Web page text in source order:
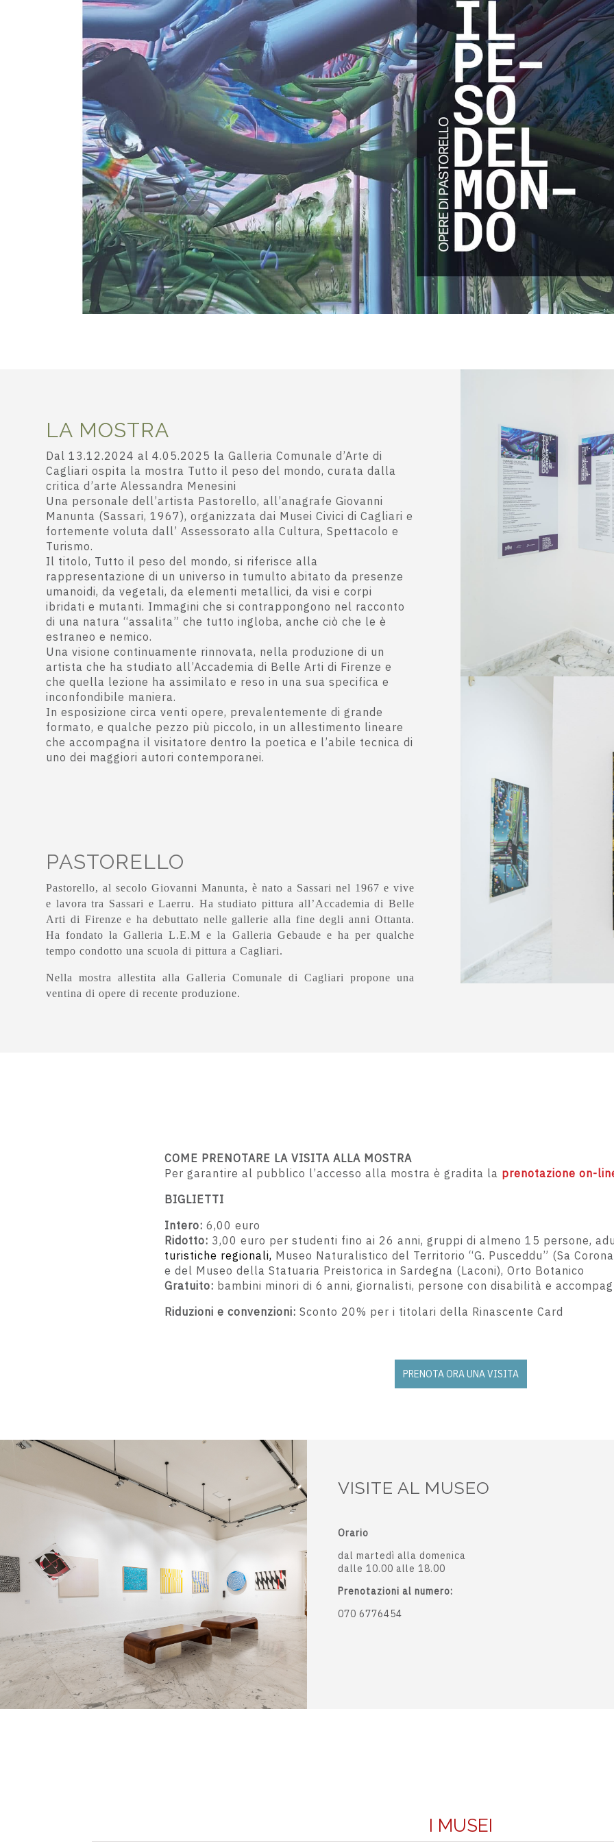
LA MOSTRA
Dal 13.12.2024 al 4.05.2025 la Galleria Comunale d’Arte di
Cagliari ospita la mostra Tutto il peso del mondo, curata dalla
critica d’arte Alessandra Menesini
Una personale dell’artista Pastorello, all’anagrafe Giovanni
Manunta (Sassari, 1967), organizzata dai Musei Civici di Cagliari e
fortemente voluta dall’ Assessorato alla Cultura, Spettacolo e
Turismo.
Il titolo, Tutto il peso del mondo, si riferisce alla
rappresentazione di un universo in tumulto abitato da presenze
umanoidi, da vegetali, da elementi metallici, da visi e corpi
ibridati e mutanti. Immagini che si contrappongono nel racconto
di una natura “assalita” che tutto ingloba, anche ciò che le è
estraneo e nemico.
Una visione continuamente rinnovata, nella produzione di un
artista che ha studiato all’Accademia di Belle Arti di Firenze e
che quella lezione ha assimilato e reso in una sua specifica e
inconfondibile maniera.
In esposizione circa venti opere, prevalentemente di grande
formato, e qualche pezzo più piccolo, in un allestimento lineare
che accompagna il visitatore dentro la poetica e l’abile tecnica di
uno dei maggiori autori contemporanei.
PASTORELLO
Pastorello, al secolo Giovanni Manunta, è nato a Sassari nel 1967 e vive
e lavora tra Sassari e Laerru. Ha studiato pittura all’Accademia di Belle
Arti di Firenze e ha debuttato nelle gallerie alla fine degli anni Ottanta.
Ha fondato la Galleria L.E.M e la Galleria Gebaude e ha per qualche
tempo condotto una scuola di pittura a Cagliari.
Nella mostra allestita alla Galleria Comunale di Cagliari propone una
ventina di opere di recente produzione.
COME PRENOTARE LA VISITA ALLA MOSTRA
Per garantire al pubblico l’accesso alla mostra è gradita la prenotazione on-
BIGLIETTI
Intero: 6,00 euro
Ridotto: 3,00 euro per studenti fino ai 26 anni, gruppi di almeno 15 persone,
turistiche regionali, Museo Naturalistico del Territorio “G. Pusceddu” (Sa
e del Museo della Statuaria Preistorica in Sardegna (Laconi), Orto Botanico
Gratuito: bambini minori di 6 anni, giornalisti, persone con disabilità e
Riduzioni e convenzioni: Sconto 20% per i titolari della Rinascente Card
PRENOTA ORA UNA VISITA
VISITE AL MUSEO
Orario
dal martedì alla domenica
dalle 10.00 alle 18.00
Prenotazioni al numero:
070 6776454
I MUSEI